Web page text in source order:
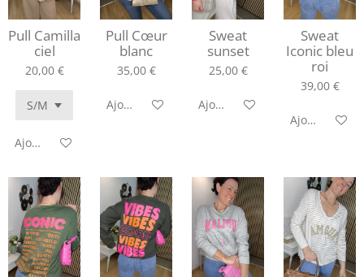
Pull Camilla
ciel
20,00 €
Ajouter au panier
Pull Cœur
blanc
35,00 €
Ajouter au panier
Sweat
sunset
25,00 €
Ajouter au panier
Sweat
Iconic bleu
roi
39,00 €
Ajouter au